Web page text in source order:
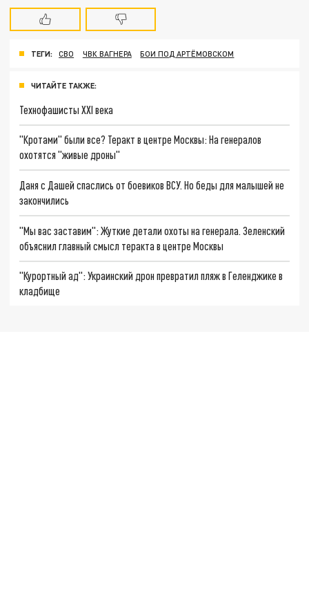
ТЕГИ: СВО ЧВК ВАГНЕРА БОИ ПОД АРТЁМОВСКОМ
ЧИТАЙТЕ ТАКЖЕ:
Технофашисты XXI века
"Кротами" были все? Теракт в центре Москвы: На генералов
охотятся "живые дроны"
Даня с Дашей спаслись от боевиков ВСУ. Но беды для малышей не
закончились
"Мы вас заставим": Жуткие детали охоты на генерала. Зеленский
объяснил главный смысл теракта в центре Москвы
"Курортный ад": Украинский дрон превратил пляж в Геленджике в
кладбище